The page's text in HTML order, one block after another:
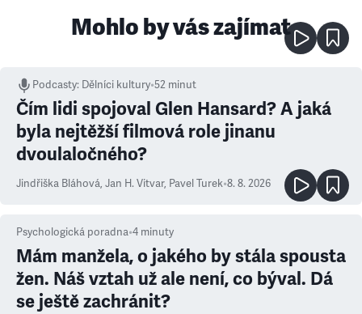
Mohlo by vás zajímat
Podcasty: Dělníci kultury•52 minut
Čím lidi spojoval Glen Hansard? A jaká
byla nejtěžší filmová role jinanu
dvoulaločného?
Jindřiška Bláhová, Jan H. Vitvar, Pavel Turek•8. 8. 2026
Psychologická poradna•4 minuty
Mám manžela, o jakého by stála spousta
žen. Náš vztah už ale není, co býval. Dá
se ještě zachránit?